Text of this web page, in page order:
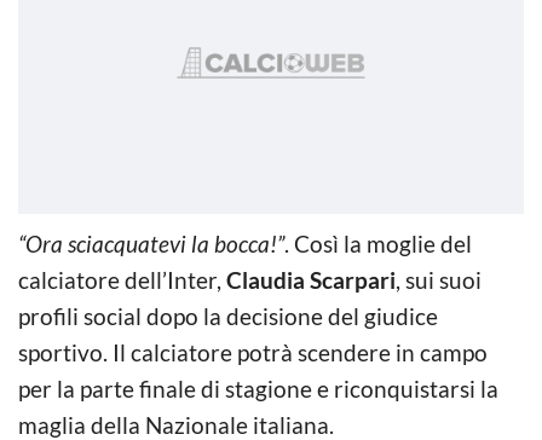
“Ora sciacquatevi la bocca!”. Così la moglie del
calciatore dell’Inter, Claudia Scarpari, sui suoi
profili social dopo la decisione del giudice
sportivo. Il calciatore potrà scendere in campo
per la parte finale di stagione e riconquistarsi la
maglia della Nazionale italiana.